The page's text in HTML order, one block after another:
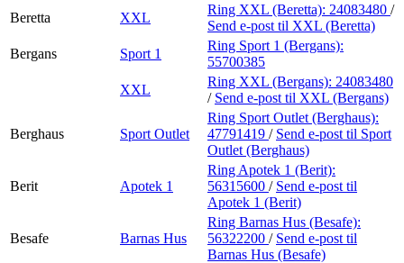
Beretta
XXL
Ring XXL (Beretta): 24083480 /
Send e-post til XXL (Beretta)
Bergans
Sport 1
Ring Sport 1 (Bergans):
55700385
XXL
Ring XXL (Bergans): 24083480
/ Send e-post til XXL (Bergans)
Berghaus Sport Outlet
Ring Sport Outlet (Berghaus):
47791419 / Send e-post til Sport
Outlet (Berghaus)
Berit Apotek 1
Ring Apotek 1 (Berit):
56315600 / Send e-post til
Apotek 1 (Berit)
Besafe Barnas Hus
Ring Barnas Hus (Besafe):
56322200 / Send e-post til
Barnas Hus (Besafe)